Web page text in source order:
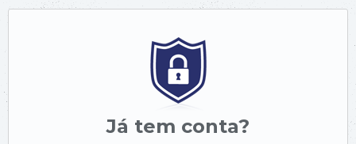
Já tem conta?